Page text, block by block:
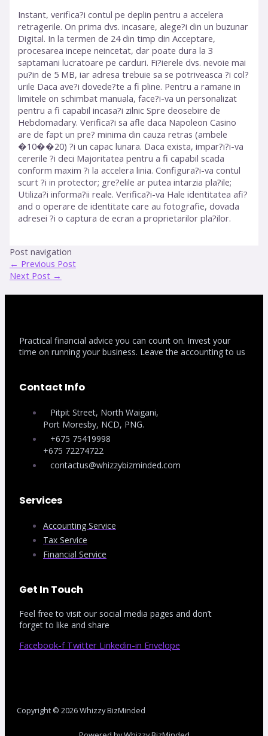
Instant, verifica?i contul pe deplin pentru a accelera
retragerile. On prima dvs. incasare, alege?i din un buzunar
Digital. In la termen de 24 din timp din Acceptare,
procesarea incepe neincetat, dar poate dura la 3
saptamani lucratoare pe carduri. Fi?ierele dvs. nevoie mai
pu?in de 5 MB, iar adresa trebuie sa se potriveasca ?i col?
urile Daca ave?i dovede?te a fi pline. Pentru a ramane in
limitele on schimbat manuala, face?i-va un personalizat
pentru a fi capabil incasa?i zilnic Spre deosebire de
Hebdomadary. Verifica?i sa afle daca Napoleon Casino
are de fapt un pre? minima din cauza retras (ambele
�10��20) ?i un capac lunara. Daca exista, impar?i?i-va
cererile ?i deci Majoritatea pentru a fi capabil scada
conform maxim ?i la accelera linia. Configura?i-va contul
scurt ?i in protector; gre?elile ar putea intarzia pla?ile;
Utiliza?i informa?ii reale. Verifica?i-va Hale identitatea afi?
and o operare de identitate care au fotografie, dovada
adresei ?i o captura de ecran a proprietarilor pla?ilor.
Post navigation
← Previous Post
Next Post →
Practical financial advice you can count on. Invest your
time on running your business. Leave the accounting to us
Contact Info
Pitpit Street, North Waigani,
Port Moresby, NCD, PNG.
+675 75419998
+675 72274722
contactus@whizzybizminded.com
Services
Accounting Service
Tax Service
Financial Service
Get In Touch
Feel free to visit our social media pages and don’t
forget to like and share
Facebook-f Twitter Linkedin-in Envelope
Copyright © 2026 Whizzy BizMinded